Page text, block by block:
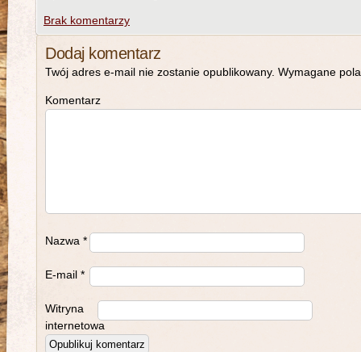
Brak komentarzy
Dodaj komentarz
Twój adres e-mail nie zostanie opublikowany. Wymagane
Komentarz
Nazwa *
E-mail *
Witryna
internetowa